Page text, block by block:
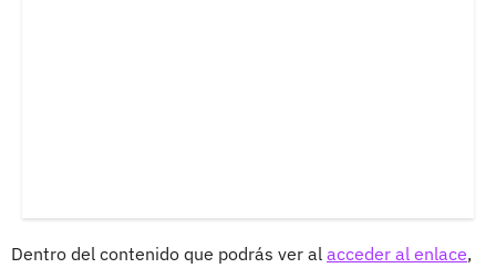
Dentro del contenido que podrás ver al acceder al enlace,